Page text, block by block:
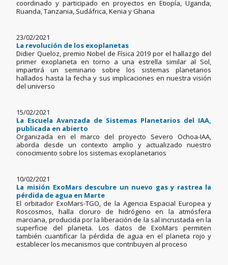
coordinado y participado en proyectos en Etiopía, Uganda,
Ruanda, Tanzania, Sudáfrica, Kenia y Ghana
23/02/2021
La revolución de los exoplanetas
Didier Queloz, premio Nobel de Física 2019 por el hallazgo del
primer exoplaneta en torno a una estrella similar al Sol,
impartirá un seminario sobre los sistemas planetarios
hallados hasta la fecha y sus implicaciones en nuestra visión
del universo
15/02/2021
La Escuela Avanzada de Sistemas Planetarios del IAA,
publicada en abierto
Organizada en el marco del proyecto Severo Ochoa-IAA,
aborda desde un contexto amplio y actualizado nuestro
conocimiento sobre los sistemas exoplanetarios
10/02/2021
La misión ExoMars descubre un nuevo gas y rastrea la
pérdida de agua en Marte
El orbitador ExoMars-TGO, de la Agencia Espacial Europea y
Roscosmos, halla cloruro de hidrógeno en la atmósfera
marciana, producida por la liberación de la sal incrustada en la
superficie del planeta. Los datos de ExoMars permiten
también cuantificar la pérdida de agua en el planeta rojo y
establecer los mecanismos que contribuyen al proceso